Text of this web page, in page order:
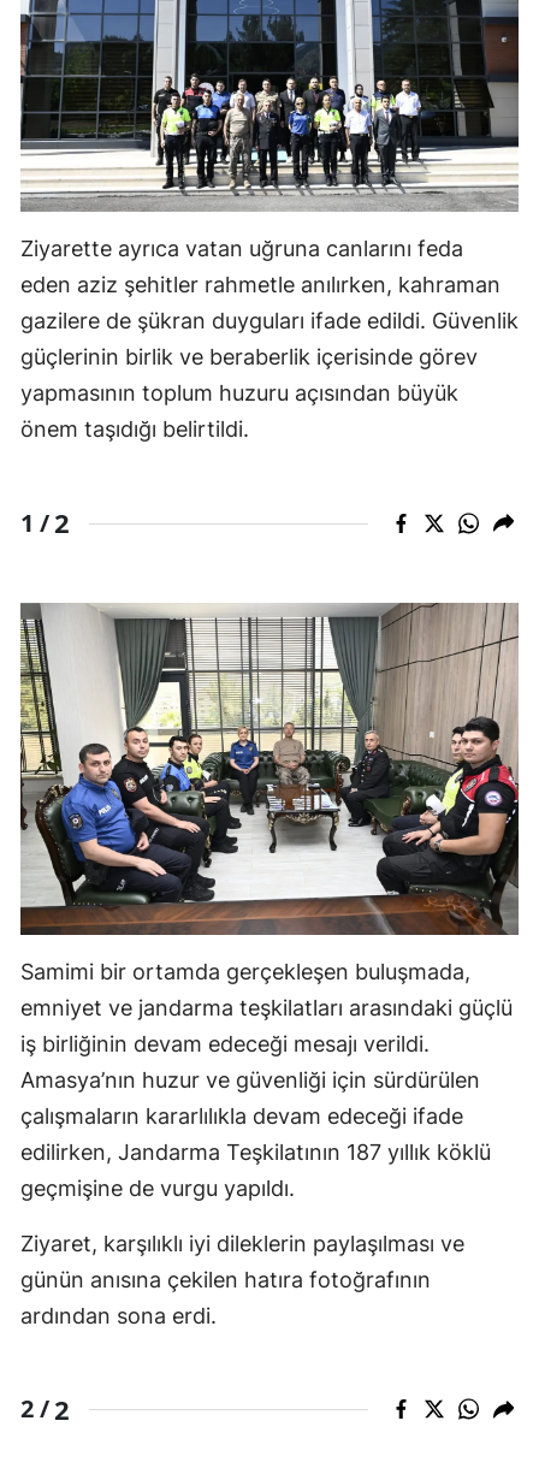
Ziyarette ayrıca vatan uğruna canlarını feda
eden aziz şehitler rahmetle anılırken, kahraman
gazilere de şükran duyguları ifade edildi. Güvenlik
güçlerinin birlik ve beraberlik içerisinde görev
yapmasının toplum huzuru açısından büyük
önem taşıdığı belirtildi.
1 /2
Samimi bir ortamda gerçekleşen buluşmada,
emniyet ve jandarma teşkilatları arasındaki güçlü
iş birliğinin devam edeceği mesajı verildi.
Amasya’nın huzur ve güvenliği için sürdürülen
çalışmaların kararlılıkla devam edeceği ifade
edilirken, Jandarma Teşkilatının 187 yıllık köklü
geçmişine de vurgu yapıldı.
Ziyaret, karşılıklı iyi dileklerin paylaşılması ve
günün anısına çekilen hatıra fotoğrafının
ardından sona erdi.
2 /2